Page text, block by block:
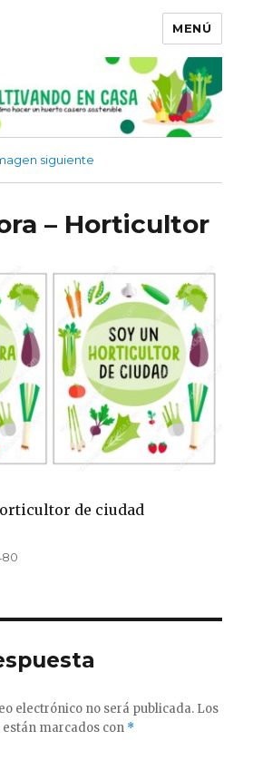
MENÚ
siguiente
– Horticultor
de ciudad
electrónico no será publicada. Los
marcados con *